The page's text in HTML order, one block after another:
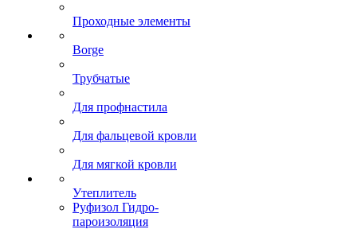
Проходные элементы
Borge
Трубчатые
Для профнастила
Для фальцевой кровли
Для мягкой кровли
Утеплитель
Руфизол Гидро-
пароизоляция